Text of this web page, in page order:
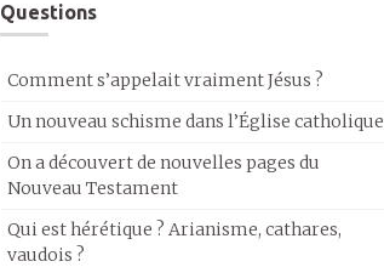
Questions
Comment s’appelait vraiment Jésus ?
Un nouveau schisme dans l’Église catholique
On a découvert de nouvelles pages du
Nouveau Testament
Qui est hérétique ? Arianisme, cathares,
vaudois ?